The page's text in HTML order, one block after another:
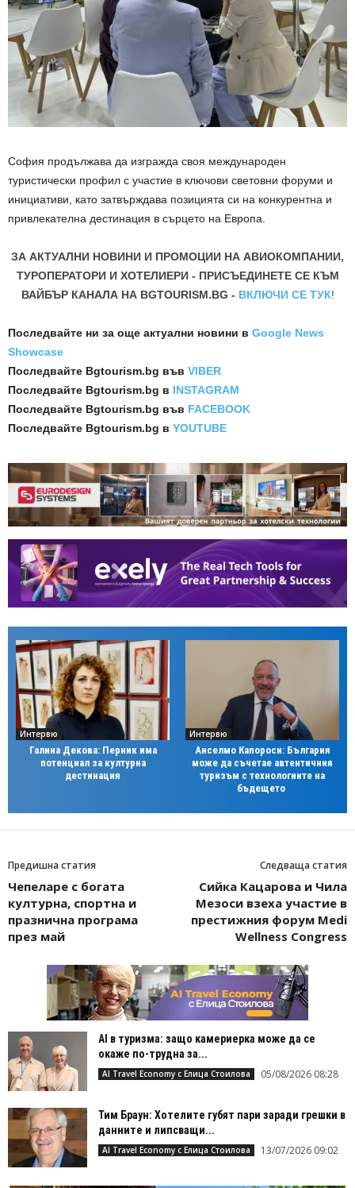
София продължава да изгражда своя международен
туристически профил с участие в ключови световни форуми и
инициативи, като затвърждава позицията си на конкурентна и
привлекателна дестинация в сърцето на Европа.
ЗА АКТУАЛНИ НОВИНИ И ПРОМОЦИИ НА АВИОКОМПАНИИ,
ТУРОПЕРАТОРИ И ХОТЕЛИЕРИ - ПРИСЪЕДИНЕТЕ СЕ КЪМ
ВАЙБЪР КАНАЛА НА BGTOURISM.BG - ВКЛЮЧИ СЕ ТУК!
Последвайте ни за още актуални новини в Google News
Showcase
Последвайте Bgtourism.bg във VIBER
Последвайте Bgtourism.bg в INSTAGRAM
Последвайте Bgtourism.bg във FACEBOOK
Последвайте Bgtourism.bg в YOUTUBE
Интервю
Галина Декова: Перник има
потенциал за културна
дестинация
Интервю
Анселмо Капороси: България
може да съчетае автентичния
туризъм с технологиите на
бъдещето
Предишна статия
Чепеларе с богата
културна, спортна и
празнична програма
през май
Следваща статия
Сийка Кацарова и Чила
Мезоси взеха участие в
престижния форум Medi
Wellness Congress
AI в туризма: защо камериерка може да се
окаже по-трудна за...
AI Travel Economy с Елица Стоилова 05/08/2026 08:28
Тим Браун: Хотелите губят пари заради грешки в
данните и липсващи...
AI Travel Economy с Елица Стоилова 13/07/2026 09:02